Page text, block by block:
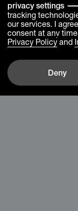
privacy settings
tracking
our services. I
consent at any
Privacy Policy and
Deny